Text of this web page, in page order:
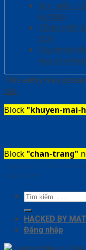
30+ MẪU
HƯỚNG
TỔNG HỢP
2021
Cửa thoát
mua cửa
This entry was
cấp.
Block "khuyen-mai-
Block "chan-trang"
Copyright ⓒ 2010 – 2026
SaigonDoor
Tìm
kiếm:
HACKED BY MATII
Đăng nhập